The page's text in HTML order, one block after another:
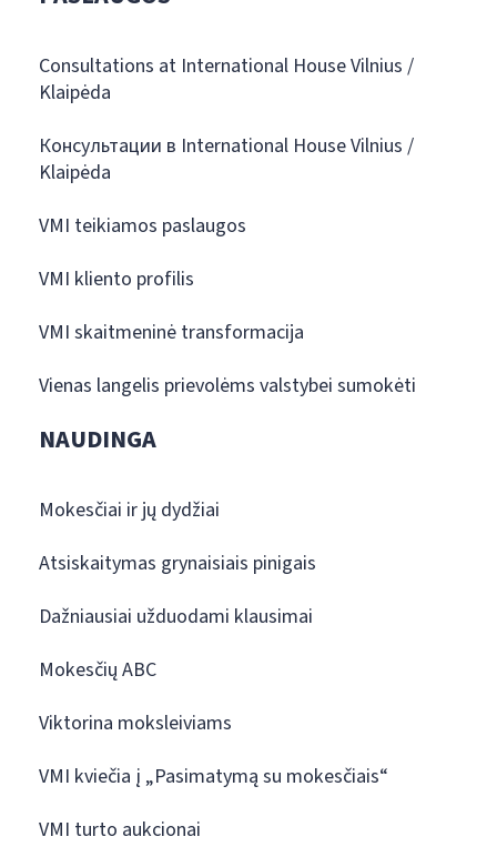
Consultations at International House Vilnius /
Klaipėda
Консультации в International House Vilnius /
Klaipėda
VMI teikiamos paslaugos
VMI kliento profilis
VMI skaitmeninė transformacija
Vienas langelis prievolėms valstybei sumokėti
NAUDINGA
Mokesčiai ir jų dydžiai
Atsiskaitymas grynaisiais pinigais
Dažniausiai užduodami klausimai
Mokesčių ABC
Viktorina moksleiviams
VMI kviečia į „Pasimatymą su mokesčiais“
VMI turto aukcionai